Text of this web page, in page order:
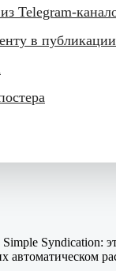
Telegram-
в
Syndication: